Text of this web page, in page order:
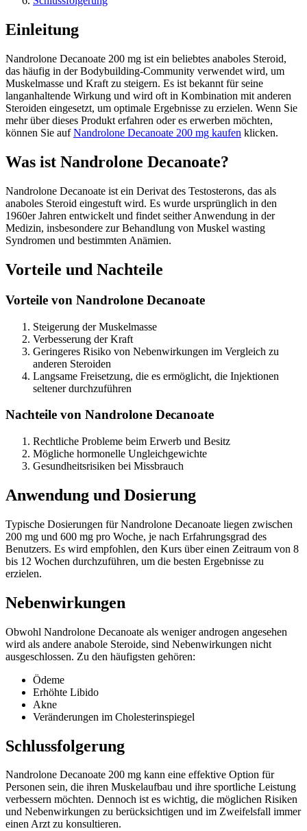
Einleitung
Nandrolone Decanoate 200 mg ist ein beliebtes anaboles Steroid,
das häufig in der Bodybuilding-Community verwendet wird, um
Muskelmasse und Kraft zu steigern. Es ist bekannt für seine
langanhaltende Wirkung und wird oft in Kombination mit anderen
Steroiden eingesetzt, um optimale Ergebnisse zu erzielen. Wenn Sie
mehr über dieses Produkt erfahren oder es erwerben möchten,
können Sie aufNandrolone Decanoate 200 mg kaufen klicken.
Was ist Nandrolone Decanoate?
Nandrolone Decanoate ist ein Derivat des Testosterons, das als
anaboles Steroid eingestuft wird. Es wurde ursprünglich in den
1960er Jahren entwickelt und findet seither Anwendung in der
Medizin, insbesondere zur Behandlung von Muskel wasting
Syndromen und bestimmten Anämien.
Vorteile und Nachteile
Vorteile von Nandrolone Decanoate
Steigerung der Muskelmasse
Verbesserung der Kraft
Geringeres Risiko von Nebenwirkungen im Vergleich zu
anderen Steroiden
Langsame Freisetzung, die es ermöglicht, die Injektionen
seltener durchzuführen
Nachteile von Nandrolone Decanoate
Rechtliche Probleme beim Erwerb und Besitz
Mögliche hormonelle Ungleichgewichte
Gesundheitsrisiken bei Missbrauch
Anwendung und Dosierung
Typische Dosierungen für Nandrolone Decanoate liegen zwischen
200 mg und 600 mg pro Woche, je nach Erfahrungsgrad des
Benutzers. Es wird empfohlen, den Kurs über einen Zeitraum von 8
bis 12 Wochen durchzuführen, um die besten Ergebnisse zu
erzielen.
Nebenwirkungen
Obwohl Nandrolone Decanoate als weniger androgen angesehen
wird als andere anabole Steroide, sind Nebenwirkungen nicht
ausgeschlossen. Zu den häufigsten gehören:
Ödeme
Erhöhte Libido
Akne
Veränderungen im Cholesterinspiegel
Schlussfolgerung
Nandrolone Decanoate 200 mg kann eine effektive Option für
Personen sein, die ihren Muskelaufbau und ihre sportliche Leistung
verbessern möchten. Dennoch ist es wichtig, die möglichen Risiken
und Nebenwirkungen zu berücksichtigen und im Zweifelsfall immer
einen Arzt zu konsultieren.